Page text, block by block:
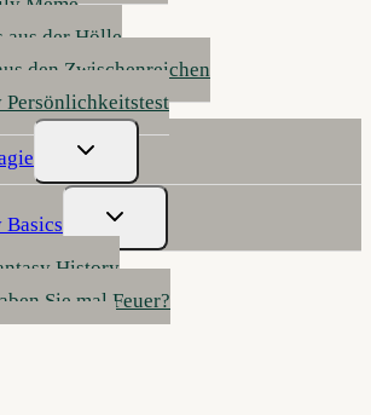
aus der Hölle
den Zwischenreichen
Persönlichkeitstest
Untermenü
Umschalten
Basics
Untermenü
Umschalten
History
Sie mal Feuer?